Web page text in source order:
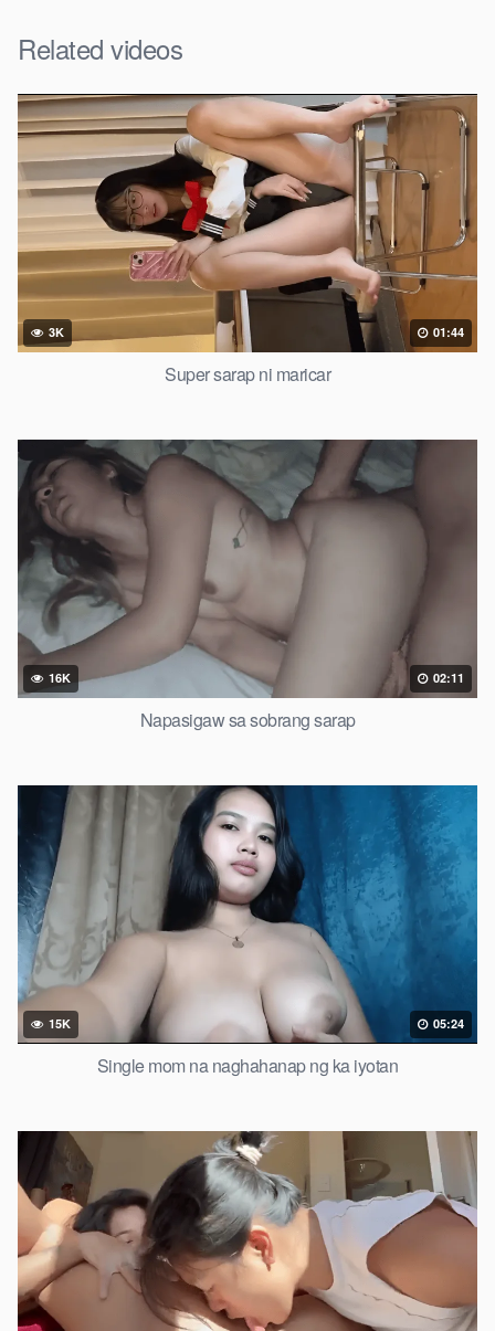
Related videos
3K 01:44
Super sarap ni maricar
16K 02:11
Napasigaw sa sobrang sarap
15K 05:24
Single mom na naghahanap ng ka iyotan